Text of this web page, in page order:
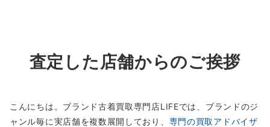
査定した店舗からのご挨拶
こんにちは。ブランド古着買取専門店LIFEでは、ブランドのジ
ャンル毎に実店舗を複数展開しており、 専門の買取アドバイザ